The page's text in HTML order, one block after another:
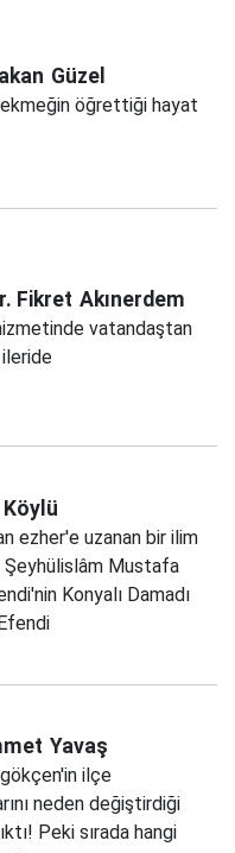
Güzel
öğrettiği hayat
Fikret Akınerdem
vatandaştan
Köylü
ezher'e uzanan bir ilim
Şeyhülislâm Mustafa
Konyalı Damadı
Yavaş
ilçe
neden değiştirdiği
Peki sırada hangi